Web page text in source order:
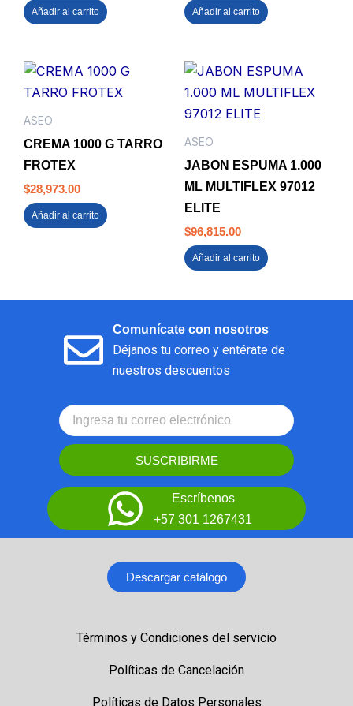
Añadir al carrito Añadir al carrito
ASEO
CREMA 1000 G TARRO
FROTEX
$28,973.00
Añadir al carrito
ASEO
JABON ESPUMA 1.000
ML MULTIFLEX 97012
ELITE
$96,815.00
Añadir al carrito
Comunícate con nosotros
Déjanos tu correo y entérate de
nuestros descuentos
SUSCRIBIRME
Escríbenos
+57 301 1267431
Descargar catálogo
Términos y Condiciones del servicio
Políticas de Cancelación
Políticas de Datos Personales